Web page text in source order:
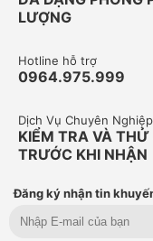
LƯỢNG
Hotline hỗ trợ
0964.975.999
Dịch Vụ Chuyên Nghiệp
KIỂM TRA VÀ
TRƯỚC KHI NHẬN
Đăng ký nhận tin